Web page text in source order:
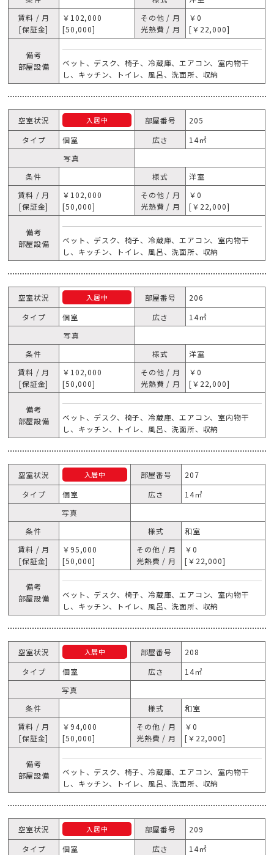
賃料 / 月
[保証金]
￥102,000
[50,000]
その他 / 月
光熱費 / 月
￥0
[￥22,000]
備考
部屋設備
ベット、デスク、椅子、冷蔵庫、エアコン、室内物干
し、キッチン、トイレ、風呂、洗面所、収納
空室状況 入居中 部屋番号
205
タイプ
個室 広さ
14㎡
写真
条件
様式
洋室
賃料 / 月
[保証金]
￥102,000
[50,000]
その他 / 月
光熱費 / 月
￥0
[￥22,000]
備考
部屋設備
ベット、デスク、椅子、冷蔵庫、エアコン、室内物干
し、キッチン、トイレ、風呂、洗面所、収納
空室状況 入居中 部屋番号
206
タイプ
個室 広さ
14㎡
写真
条件
様式
洋室
賃料 / 月
[保証金]
￥102,000
[50,000]
その他 / 月
光熱費 / 月
￥0
[￥22,000]
備考
部屋設備
ベット、デスク、椅子、冷蔵庫、エアコン、室内物干
し、キッチン、トイレ、風呂、洗面所、収納
空室状況 入居中 部屋番号
207
タイプ
個室 広さ
14㎡
写真
条件
様式
和室
賃料 / 月
[保証金]
￥95,000
[50,000]
その他 / 月
光熱費 / 月
￥0
[￥22,000]
備考
部屋設備
ベット、デスク、椅子、冷蔵庫、エアコン、室内物干
し、キッチン、トイレ、風呂、洗面所、収納
空室状況 入居中 部屋番号
208
タイプ
個室 広さ
14㎡
写真
条件
様式
和室
賃料 / 月
[保証金]
￥94,000
[50,000]
その他 / 月
光熱費 / 月
￥0
[￥22,000]
備考
部屋設備
ベット、デスク、椅子、冷蔵庫、エアコン、室内物干
し、キッチン、トイレ、風呂、洗面所、収納
空室状況 入居中 部屋番号
209
タイプ
個室 広さ
14㎡